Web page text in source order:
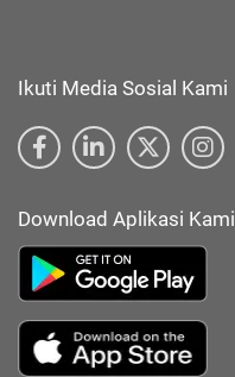
Ikuti Media Sosial Kami
Download Aplikasi Kami